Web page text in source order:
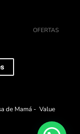
OFERTAS
de Mamá - Value